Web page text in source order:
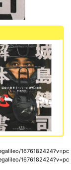
1676182424?v=pc
1676182424?v=pc